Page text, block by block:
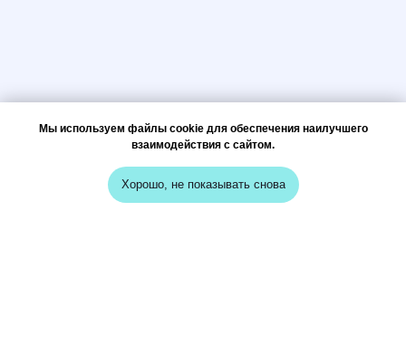
Мы используем файлы cookie для обеспечения наилучшего
взаимодействия с сайтом.
Хорошо, не показывать снова